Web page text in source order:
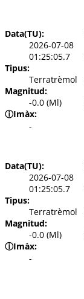
Data(TU):
2026-07-08
01:25:05.7
Tipus:
Terratrèmol
Magnitud:
-0.0 (Ml)
ⓘImàx:
-
Data(TU):
2026-07-08
01:25:05.7
Tipus:
Terratrèmol
Magnitud:
-0.0 (Ml)
ⓘImàx:
-